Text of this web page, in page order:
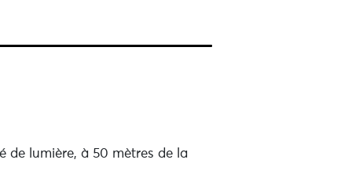
de lumière, à 50 mètres de la